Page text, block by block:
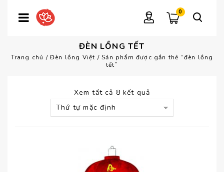
0
ĐÈN LỒNG TẾT
Trang chủ / Đèn lồng Việt /Sản phẩm được gắn thẻ “đèn lồng
tết”
Xem tất cả 8 kết quả
Thứ tự mặc định